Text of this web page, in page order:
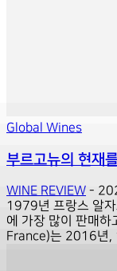
Global Wines
부르고뉴의 현재
WINE REVIEW -
1979년 프랑스 알자
에 가장 많이 판매
France)는 2016년,